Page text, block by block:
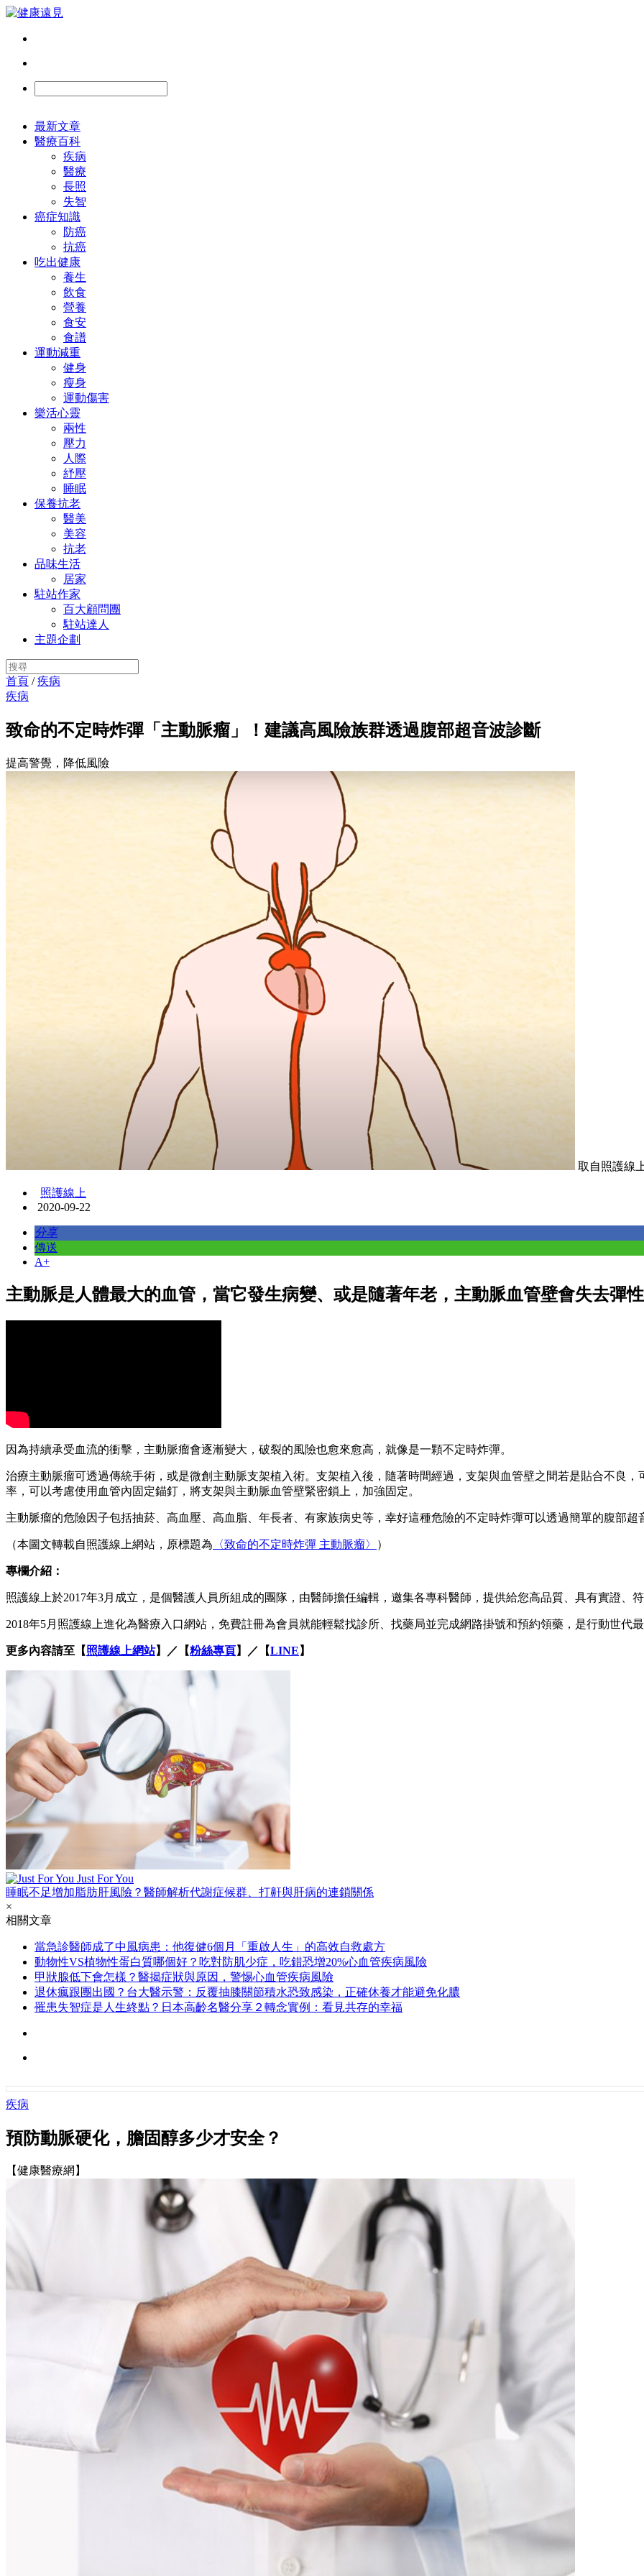
最新文章
醫療百科
疾病
醫療
長照
失智
癌症知識
防癌
抗癌
吃出健康
養生
飲食
營養
食安
食譜
運動減重
健身
瘦身
運動傷害
樂活心靈
兩性
壓力
人際
紓壓
睡眠
保養抗老
醫美
美容
抗老
品味生活
居家
駐站作家
百大顧問團
駐站達人
主題企劃
首頁 /疾病
疾病
致命的不定時炸彈「主動脈瘤」！建議高風險族群透過腹部超音波診斷
提高警覺，降低風險
取自照護線
照護線上
2020-09-22
分享
傳送
A+
主動脈是人體最大的血管，當它發生病變、或是隨著年老，主動脈血管壁會失去彈
因為持續承受血流的衝擊，主動脈瘤會逐漸變大，破裂的風險也愈來愈高，就像是一顆不定時炸彈。
治療主動脈瘤可透過傳統手術，或是微創主動脈支架植入術。支架植入後，隨著時間經過，支架與血管壁之間若是貼合不良
率，可以考慮使用血管內固定錨釘，將支架與主動脈血管壁緊密鎖上，加強固定。
主動脈瘤的危險因子包括抽菸、高血壓、高血脂、年長者、有家族病史等，幸好這種危險的不定時炸彈可以透過簡單的腹部
（本圖文轉載自照護線上網站，原標題為 〈致命的不定時炸彈 主動脈瘤〉 ）
專欄介紹：
照護線上於2017年3月成立，是個醫護人員所組成的團隊，由醫師擔任編輯，邀集各專科醫師，提供給您高品質、具有實證、
2018年5月照護線上進化為醫療入口網站，免費註冊為會員就能輕鬆找診所、找藥局並完成網路掛號和預約領藥，是行動世代
更多內容請至【照護線上網站】／【粉絲專頁】／【LINE 】
Just For You
睡眠不足增加脂肪肝風險？醫師解析代謝症候群、打鼾與肝病的連鎖關係
×
相關文章
當急診醫師成了中風病患：他復健6個月「重啟人生」的高效自救處方
動物性VS植物性蛋白質哪個好？吃對防肌少症，吃錯恐增20%心血管疾病風險
甲狀腺低下會怎樣？醫揭症狀與原因，警惕心血管疾病風險
退休瘋跟團出國？台大醫示警：反覆抽膝關節積水恐致感染，正確休養才能避免化膿
罹患失智症是人生終點？日本高齡名醫分享２轉念實例：看見共存的幸福
疾病
預防動脈硬化，膽固醇多少才安全？
【健康醫療網】